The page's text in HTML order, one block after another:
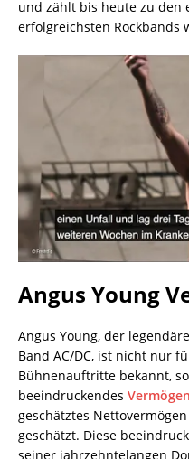
und zählt bis heute zu den
erfolgreichsten Rockbands
Angus Young
Angus Young, der
Band AC/DC, ist nicht nur
Bühnenauftritte bekannt,
beeindruckendes Vermögen
geschätztes
geschätzt. Diese
seiner jahrzehntelangen